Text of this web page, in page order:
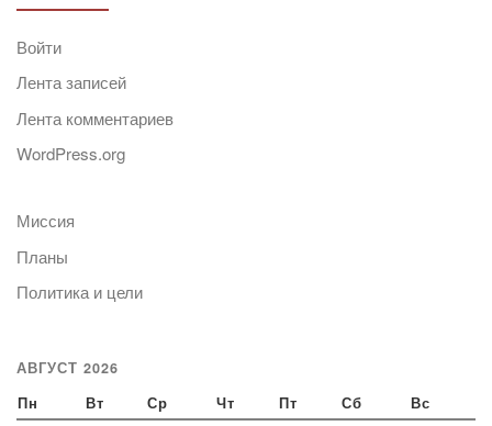
Войти
Лента записей
Лента комментариев
WordPress.org
Миссия
Планы
Политика и цели
АВГУСТ 2026
Пн Вт Ср Чт Пт Сб Вс